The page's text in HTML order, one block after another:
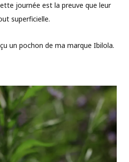
journée est la preuve que leur
superficielle.
un pochon de ma marque Ibilola.